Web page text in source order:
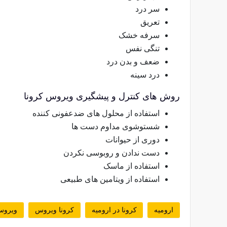
سر درد
تعریق
سرفه خشک
تنگی نفس
ضعف و بدن درد
درد سینه
روش های کنترل و پیشگیری ویروس کرونا
استفاده از محلول های ضدعفونی کننده
شستوشوی مداوم دست ها
دوری از حیوانات
دست ندادن و روبوسی نکردن
استفاده از ماسک
استفاده از ویتامین های طبیعی
ارومیه کرونا در ارومیه کرونا ویروس